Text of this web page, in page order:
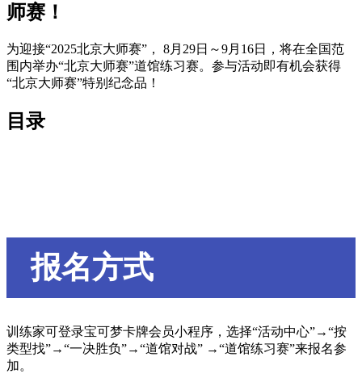
师赛！
为迎接“2025北京大师赛”， 8月29日～9月16日，将在全国范
围内举办“北京大师赛”道馆练习赛。参与活动即有机会获得
“北京大师赛”特别纪念品！
目录
报名方式
训练家可登录宝可梦卡牌会员小程序，选择“活动中心”→“按
类型找”→“一决胜负”→“道馆对战” →“道馆练习赛”来报名参
加。